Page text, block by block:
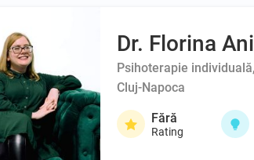
Dr. Florina
Psihoterapie
Cluj-Napoca
Fără
Rating